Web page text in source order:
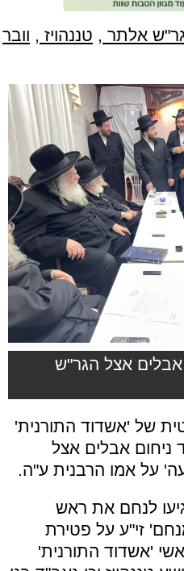
אלתר , טננהויז , וובר
אבלים אצל הגר"ש
של 'אשדוד התורנית'
אבלים אצל
על אמו הרבנית ע"ה.
לנחם את ראש
זי"ע על פטירת
'אשדוד התורנית'